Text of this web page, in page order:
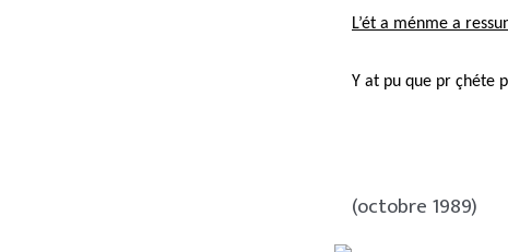
L’ét a ménme a
Y at pu que pr çhéte
(octobre 1989)